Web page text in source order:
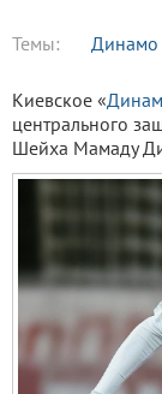
Темы: Динамо
Киевское «
центрального
Шейха Мамаду